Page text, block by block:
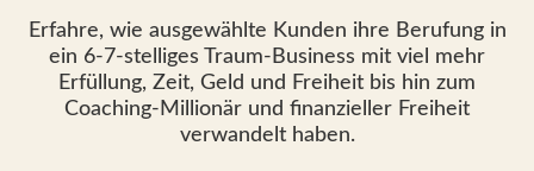
Erfahre, wie ausgewählte Kunden ihre Berufung in
ein 6-7-stelliges Traum-Business mit viel mehr
Erfüllung, Zeit, Geld und Freiheit bis hin zum
Coaching-Millionär und finanzieller Freiheit
verwandelt haben.